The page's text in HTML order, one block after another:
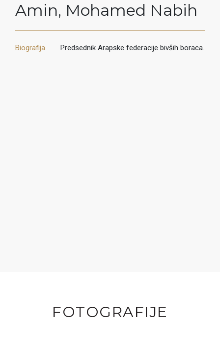
Amin, Mohamed Nabih
Biografija Predsednik Arapske federacije bivših boraca.
FOTOGRAFIJE